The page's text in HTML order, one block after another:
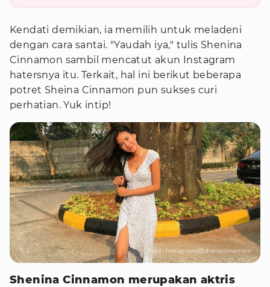
Kendati demikian, ia memilih untuk meladeni
dengan cara santai. "Yaudah iya," tulis Shenina
Cinnamon sambil mencatut akun Instagram
hatersnya itu. Terkait, hal ini berikut beberapa
potret Sheina Cinnamon pun sukses curi
perhatian. Yuk intip!
Foto : Instagram/@shenacinnamon
Shenina Cinnamon merupakan aktris